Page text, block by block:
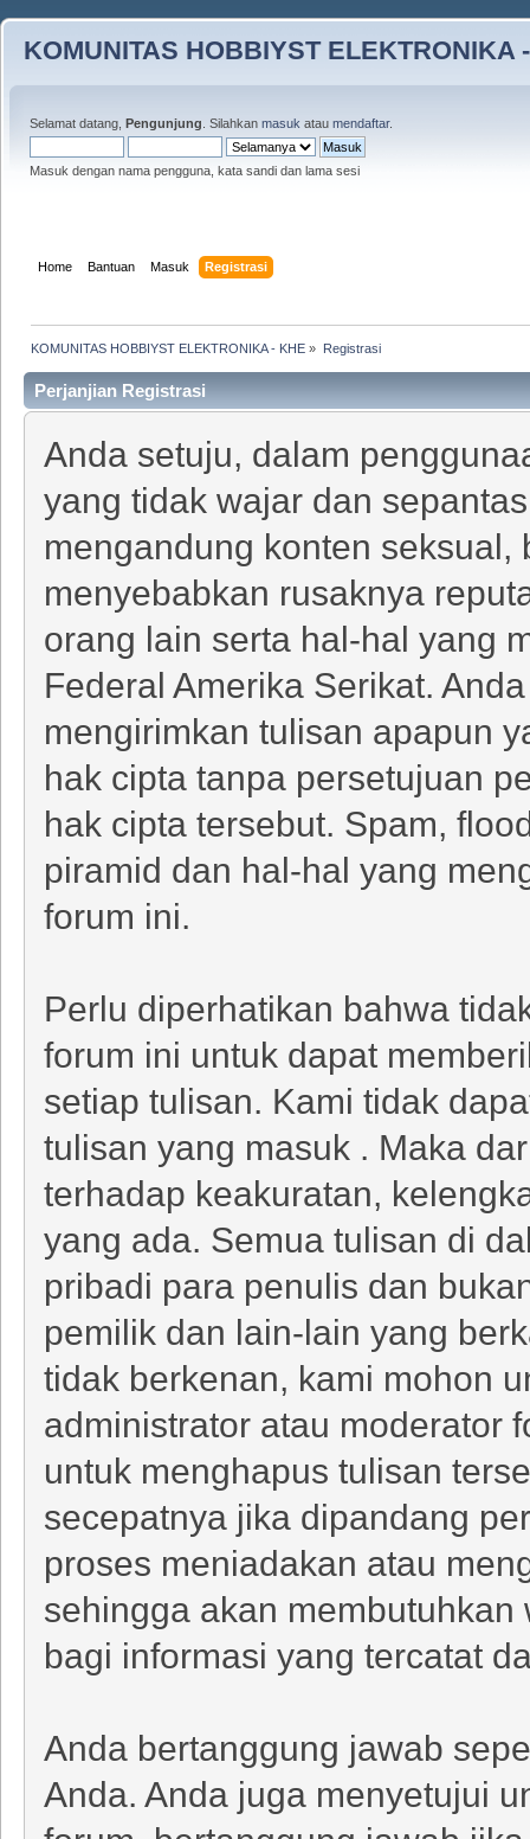
KOMUNITAS HOBBIYST ELEKTRONIKA
Selamat datang, Pengunjung . Silahkan masuk atau mendaftar.
Masuk dengan nama pengguna, kata sandi dan lama sesi
Home Bantuan Masuk Registrasi
KOMUNITAS HOBBIYST ELEKTRONIKA - KHE » Registrasi
Perjanjian Registrasi
Anda setuju, dalam
yang tidak wajar dan
mengandung konten
menyebabkan rusaknya
orang lain serta hal-hal yang
Federal Amerika Serikat.
mengirimkan tulisan apapun
hak cipta tanpa persetujuan
hak cipta tersebut. Spam,
piramid dan hal-hal yang
forum ini.
Perlu diperhatikan bahwa
forum ini untuk dapat
setiap tulisan. Kami tidak
tulisan yang masuk . Maka
terhadap keakuratan,
yang ada. Semua tulisan di
pribadi para penulis dan
pemilik dan lain-lain yang
tidak berkenan, kami mohon
administrator atau moderator
untuk menghapus tulisan
secepatnya jika dipandang
proses meniadakan atau
sehingga akan
bagi informasi yang tercatat
Anda bertanggung jawab
Anda. Anda juga menyetujui